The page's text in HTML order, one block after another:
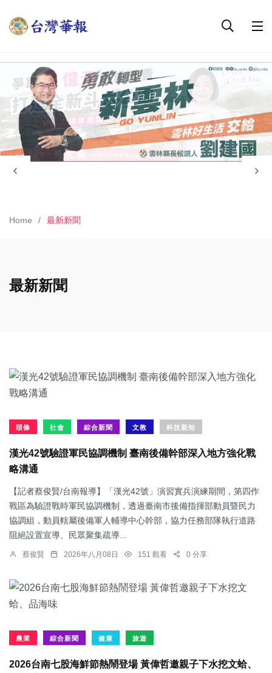
Home 最新新聞
最新新聞
頭條 社會 綜合新聞 文教 科技新知
漢光42號驗證軍民協調機制 臺南後備幹部深入地方強化戰
略溝通
【記者蔡俊賢/台南報導】「漢光42號」演習實兵演練期間，第四作
戰區為驗證戰時軍民協調機制，透過臺南市後備指揮部動員暨民力
協調組，動員轄屬後備軍人輔導中心幹部，協力任務部隊執行道路
阻絕設置宣導、民眾聚集疏導...
蔡俊賢 2026年八月08日 151 觀看 0 分享
農業 綜合新聞 健康 旅遊
2026台南七股海鮮節熱鬧登場 黃偉哲邀親子下水挖文蛤、